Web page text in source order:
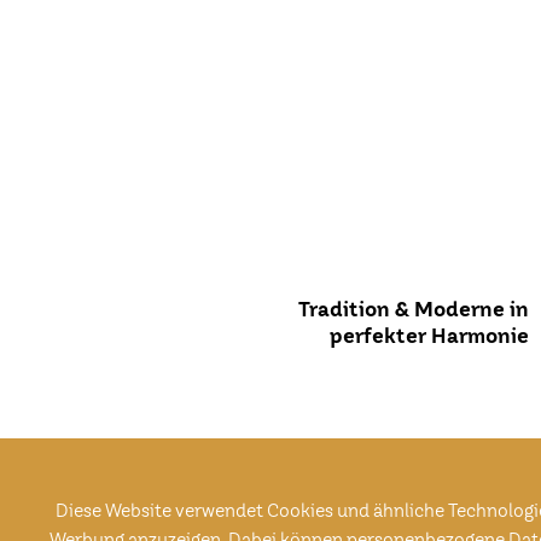
Diese Website verwendet Cookies und ähnliche
Tradition & Moderne in
perfekter Harmonie